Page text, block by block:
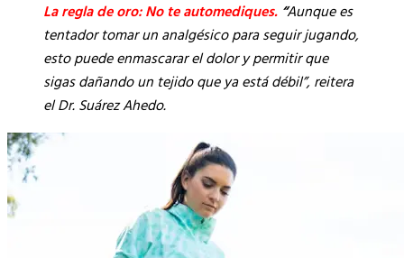
La regla de oro: No te automediques. “Aunque es
tentador tomar un analgésico para seguir jugando,
esto puede enmascarar el dolor y permitir que
sigas dañando un tejido que ya está débil”, reitera
el Dr. Suárez Ahedo.